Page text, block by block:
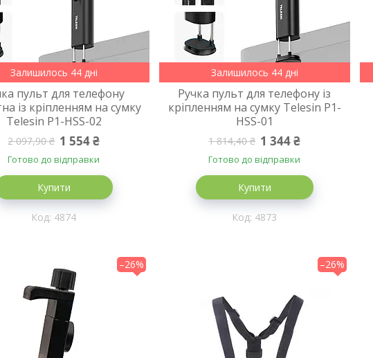
Залишилось 44 дні
пульт для телефону
із кріпленням на сумку
Telesin P1-HSS-02
2 097,90 ₴ 1 554 ₴
Готово до відправки
Купити
4874
Залишилось 44 дні
Ручка пульт для телефону із
кріпленням на сумку Telesin P1-
HSS-01
1 814,40 ₴ 1 344 ₴
Готово до відправки
Купити
4873
–26% –26%